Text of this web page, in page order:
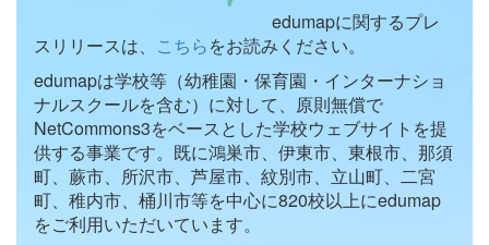
edumapに関するプレ
スリリースは、 こちらをお読みください。
edumapは学校等（幼稚園・保育園・インターナショ
ナルスクールを含む）に対して、原則無償で
NetCommons3をベースとした学校ウェブサイトを提
供する事業です。既に鴻巣市、伊東市、東根市、那須
町、蕨市、所沢市、芦屋市、紋別市、立山町、二宮
町、稚内市、桶川市等を中心に820校以上にedumap
をご利用いただいています。